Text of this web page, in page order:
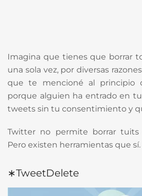
Imagina que tienes que borrar
una sola vez, por diversas
que te mencioné al principio
porque alguien ha entrado en
tweets sin tu consentimiento y
Twitter no permite borrar tuits
Pero existen herramientas que sí.
∗TweetDelete